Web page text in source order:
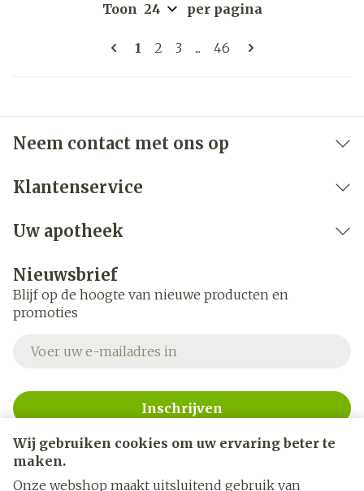
Wij gebruiken cookies om uw ervaring beter te
maken.
Onze webshop maakt uitsluitend gebruik van
Pagina's
U lees momenteel pagina
1 Pagina
2 Pagina
3 ... Pagina
46
Toon per pagina
Neem contact met ons op
Klantenservice
Uw apotheek
Nieuwsbrief
Blijf op de hoogte van nieuwe producten en
promoties
Inschrijven
Door op inschrijven te klikken, schrijft u zich in voor onze
nieuwsbrief en gaat u akkoord met onze